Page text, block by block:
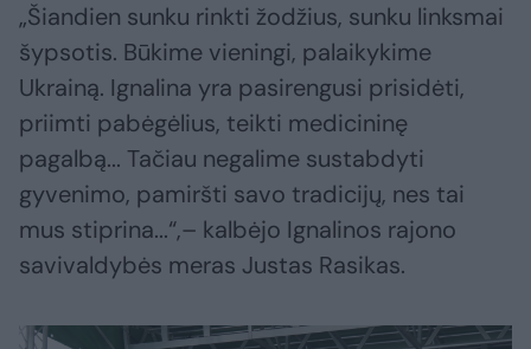
„Šiandien sunku rinkti žodžius, sunku linksmai
šypsotis. Būkime vieningi, palaikykime
Ukrainą. Ignalina yra pasirengusi prisidėti,
priimti pabėgėlius, teikti medicininę
pagalbą... Tačiau negalime sustabdyti
gyvenimo, pamiršti savo tradicijų, nes tai
mus stiprina...“,– kalbėjo Ignalinos rajono
savivaldybės meras Justas Rasikas.